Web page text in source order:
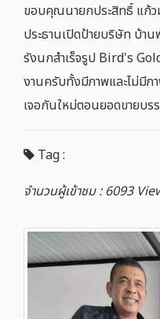
ขอบคุณนายกประสิทธิ์​ แก้ว
ประธานเปิดป้ายบริษัท​ บ้า
รังนกสำเร็จรูป​ Bird's​
งานครับ​ทั้งมีภาพ​และไม่มี
เจอกันใหม่ตอนยอดขายบร
Tag :
จำนวนผู้เข้าชม : 6093